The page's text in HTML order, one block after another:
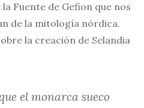
Fuente de Gefion que nos
de la mitología nórdica.
la creación de Selandia
el monarca sueco